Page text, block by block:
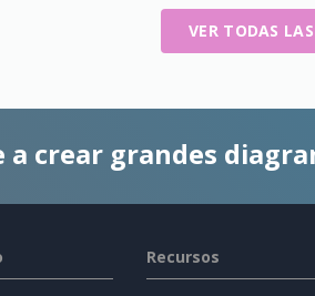
VER TODAS
a crear grandes
Recursos